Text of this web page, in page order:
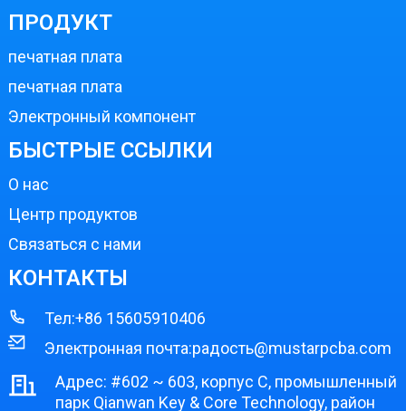
ПРОДУКТ
печатная плата
печатная плата
Электронный компонент
БЫСТРЫЕ ССЫЛКИ
О нас
Центр продуктов
Связаться с нами
КОНТАКТЫ
Тел:+86 15605910406
Электронная почта:радость@mustarpcba.com
Адрес: #602 ~ 603, корпус C, промышленный
парк Qianwan Key & Core Technology, район